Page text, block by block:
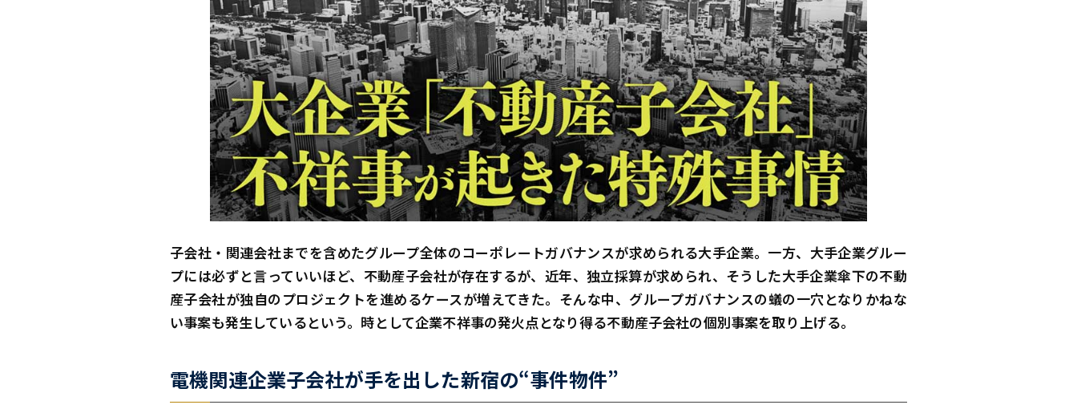
子会社・関連会社までを含めたグループ全体のコーポレートガバナンスが求められる大手企業。一方、大手企業グルー
プには必ずと言っていいほど、不動産子会社が存在するが、近年、独立採算が求められ、そうした大手企業傘下の不動
産子会社が独自のプロジェクトを進めるケースが増えてきた。そんな中、グループガバナンスの蟻の一穴となりかねな
い事案も発生しているという。時として企業不祥事の発火点となり得る不動産子会社の個別事案を取り上げる。
電機関連企業子会社が手を出した新宿の“事件物件”